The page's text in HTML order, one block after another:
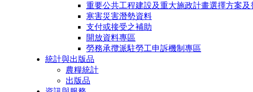
重要公共工程建設及重大施政計畫選擇方案
寒害災害潛勢資料
支付或接受之補助
開放資料專區
勞務承攬派駐勞工申訴機制專區
統計與出版品
農糧統計
出版品